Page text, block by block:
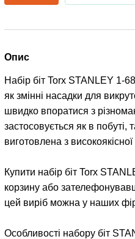
Опис
Набір біт Torx STANLEY 1-
як змінні насадки для
швидко впоратися з
застосовується як в побуті,
виготовлена з
Купити набір біт Torx
корзину або
цей виріб можна у наших
Особливості набору біт